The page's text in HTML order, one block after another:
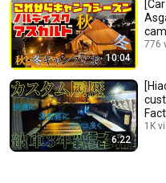
10:04
776
6:22
1K